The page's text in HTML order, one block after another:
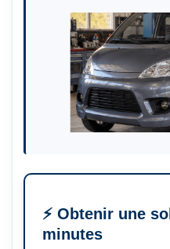
⚡ Obtenir une
minutes